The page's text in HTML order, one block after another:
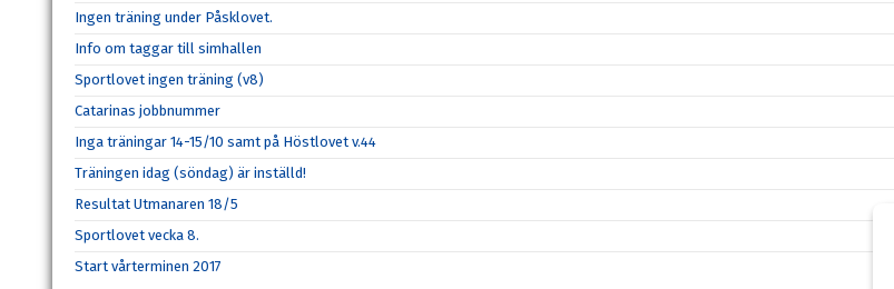
Ingen träning under Påsklovet.
Info om taggar till simhallen
Sportlovet ingen träning (v8)
Catarinas jobbnummer
Inga träningar 14-15/10 samt på Höstlovet v.44
Träningen idag (söndag) är inställd!
Resultat Utmanaren 18/5
Sportlovet vecka 8.
Start vårterminen 2017